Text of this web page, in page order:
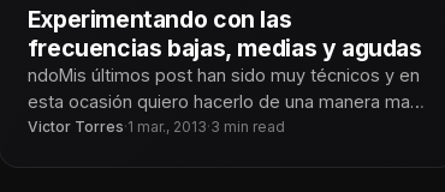
Experimentando con las
frecuencias bajas, medias y agudas
ndoMis últimos post han sido muy técnicos y en
esta ocasión quiero hacerlo de una manera mas
sencilla, digo, Jesús
Victor Torres·1 mar., 2013·3 min read